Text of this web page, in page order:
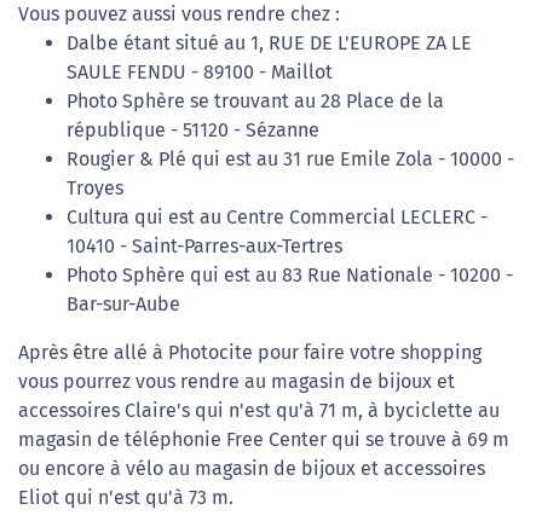
Vous pouvez aussi vous rendre chez :
Dalbe étant situé au 1, RUE DE L'EUROPE ZA LE
SAULE FENDU - 89100 - Maillot
Photo Sphère se trouvant au 28 Place de la
république - 51120 - Sézanne
Rougier & Plé qui est au 31 rue Emile Zola - 10000 -
Troyes
Cultura qui est au Centre Commercial LECLERC -
10410 - Saint-Parres-aux-Tertres
Photo Sphère qui est au 83 Rue Nationale - 10200 -
Bar-sur-Aube
Après être allé à Photocite pour faire votre shopping
vous pourrez vous rendre au magasin de bijoux et
accessoires Claire's qui n'est qu'à 71 m, à byciclette au
magasin de téléphonie Free Center qui se trouve à 69 m
ou encore à vélo au magasin de bijoux et accessoires
Eliot qui n'est qu'à 73 m.